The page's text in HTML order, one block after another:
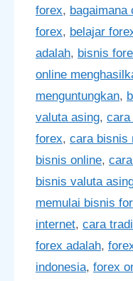
forex, bagaimana
forex, belajar
adalah, bisnis
online
menguntungkan,
valuta asing, cara
forex, cara bisnis
bisnis online,
bisnis valuta
memulai bisnis
internet, cara
forex adalah,
indonesia, forex